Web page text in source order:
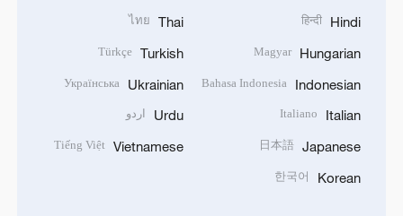
Hindi
हिन्दी
Hungarian
Magyar
Indonesian
Bahasa Indonesia
Italian
Italiano
Japanese
日本語
Korean
한국어
Thai
ไทย
Turkish
Türkçe
Ukrainian
Українська
Urdu اردو
Vietnamese
Tiếng Việt